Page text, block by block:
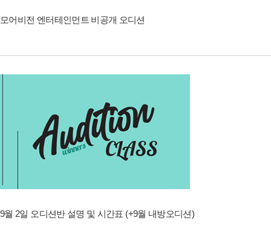
모어비전 엔터테인먼트 비공개 오디션
9월 2일 오디션반 설명 및 시간표 (+9월 내방오디션)